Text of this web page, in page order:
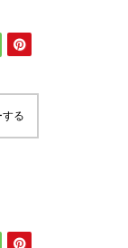
る